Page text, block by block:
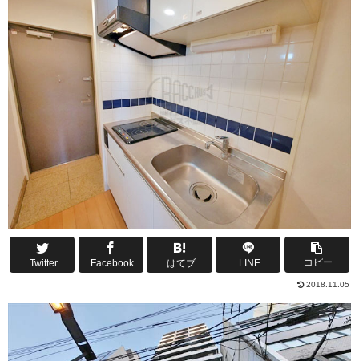
Twitter Facebook はてブ LINE コピー
2018.11.05